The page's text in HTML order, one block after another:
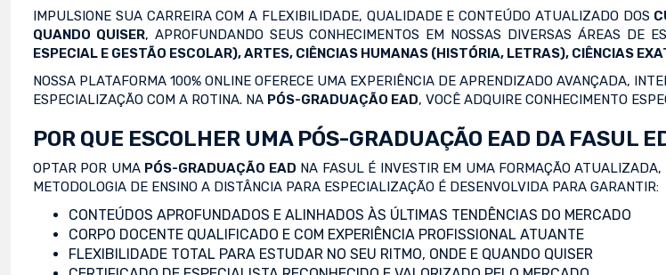
IMPULSIONE SUA CARREIRA COM A FLEXIBILIDADE, QUALIDADE E CONTEÚDO ATUALIZADO DOS
QUANDO QUISER, APROFUNDANDO SEUS CONHECIMENTOS EM NOSSAS DIVERSAS ÁREAS DE
ESPECIAL E GESTÃO ESCOLAR), ARTES, CIÊNCIAS HUMANAS (HISTÓRIA, LETRAS), CIÊNCIAS
NOSSA PLATAFORMA 100% ONLINE OFERECE UMA EXPERIÊNCIA DE APRENDIZADO AVANÇADA,
ESPECIALIZAÇÃO COM A ROTINA. NA PÓS-GRADUAÇÃO EAD, VOCÊ ADQUIRE CONHECIMENTO
POR QUE ESCOLHER UMA PÓS-GRADUAÇÃO EAD DA FASUL
OPTAR POR UMA PÓS-GRADUAÇÃO EAD NA FASUL É INVESTIR EM UMA FORMAÇÃO
METODOLOGIA DE ENSINO A DISTÂNCIA PARA ESPECIALIZAÇÃO É DESENVOLVIDA PARA GARANTIR:
CONTEÚDOS APROFUNDADOS E ALINHADOS ÀS ÚLTIMAS TENDÊNCIAS DO MERCADO
CORPO DOCENTE QUALIFICADO E COM EXPERIÊNCIA PROFISSIONAL ATUANTE
FLEXIBILIDADE TOTAL PARA ESTUDAR NO SEU RITMO, ONDE E QUANDO QUISER